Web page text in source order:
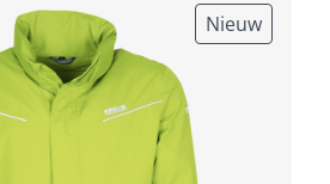
Nieuw